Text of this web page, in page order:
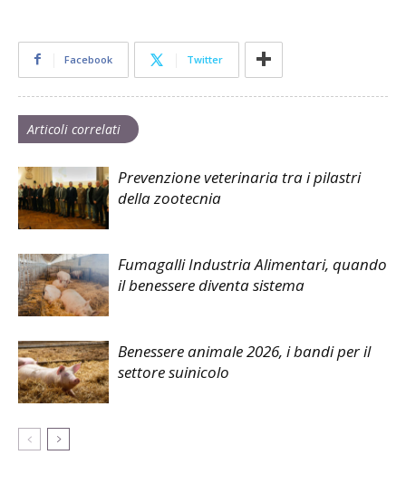
Facebook Twitter
Articoli correlati
Prevenzione veterinaria tra i pilastri
della zootecnia
Fumagalli Industria Alimentari, quando
il benessere diventa sistema
Benessere animale 2026, i bandi per il
settore suinicolo